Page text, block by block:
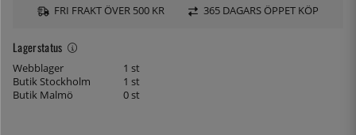
Lagerstatus
Webblager
1 st
Butik Stockholm
1 st
Butik Malmö
0 st
FRI FRAKT ÖVER 500 KR 365 DAGARS ÖPPET KÖP